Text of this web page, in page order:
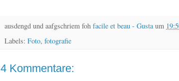
ausdengd und aafgschriem foh facile et beau - Gusta um
Labels: Foto, fotografie
4 Kommentare: